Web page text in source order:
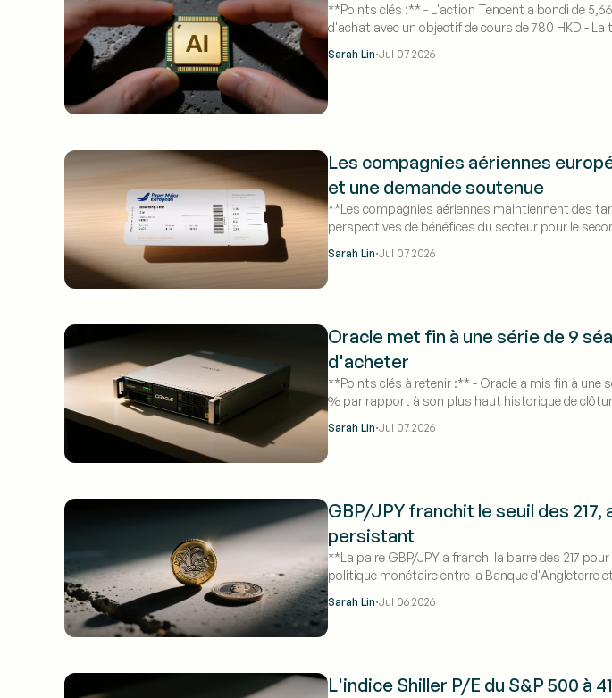
**Points clés :** - L'action Tencent a bondi de
d'achat avec un objectif de cours de 780 HKD -
Sarah Lin·Jul 07 2026
Les compagnies aériennes
et une demande soutenue
**Les compagnies aériennes maintiennent des
perspectives de bénéfices du secteur pour le
Sarah Lin·Jul 07 2026
Oracle met fin à une série de 9
d'acheter
**Points clés à retenir :** - Oracle a mis fin à une
% par rapport à son plus haut historique de
Sarah Lin·Jul 07 2026
GBP/JPY franchit le seuil des
persistant
**La paire GBP/JPY a franchi la barre des 217
politique monétaire entre la Banque d'Angleterre
Sarah Lin·Jul 06 2026
L'indice Shiller P/E du S&P 500 à